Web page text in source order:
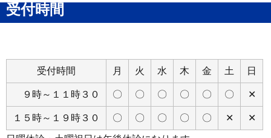
受付時間
受付時間 月 火 水 木 金 土 日
９時～１１時３０ 〇 〇 〇 〇 〇 〇 ✕
１５時～１９時３０ 〇 〇 〇 〇 〇 ✕ ✕